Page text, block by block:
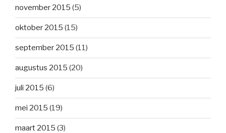
november 2015 (5)
oktober 2015 (15)
september 2015 (11)
augustus 2015 (20)
juli 2015 (6)
mei 2015 (19)
maart 2015 (3)